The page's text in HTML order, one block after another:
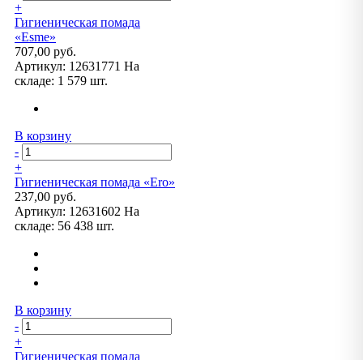
+
Гигиеническая помада
«Esme»
707,00 руб.
Артикул: 12631771 На
складе: 1 579 шт.
В корзину
-
+
Гигиеническая помада «Ero»
237,00 руб.
Артикул: 12631602 На
складе: 56 438 шт.
В корзину
-
+
Гигиеническая помада